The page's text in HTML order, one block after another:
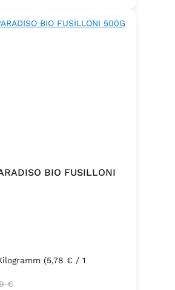
BIO FUSILLONI
(5,78 € / 1
Preis:
€